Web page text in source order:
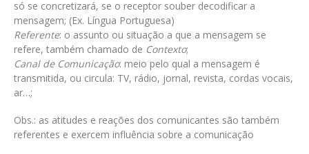
só se concretizará, se o receptor souber decodificar a
mensagem; (Ex. Língua Portuguesa)
Referente: o assunto ou situação a que a mensagem se
refere, também chamado de Contexto;
Canal de Comunicação: meio pelo qual a mensagem é
transmitida, ou circula: TV, rádio, jornal, revista, cordas vocais,
ar…;
Obs.: as atitudes e reações dos comunicantes são também
referentes e exercem influência sobre a comunicação